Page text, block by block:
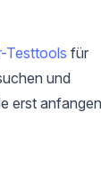
Testtools für
und
erst anfangen